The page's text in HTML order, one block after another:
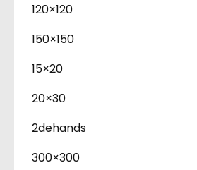
120×120
150×150
15×20
20×30
2dehands
300×300